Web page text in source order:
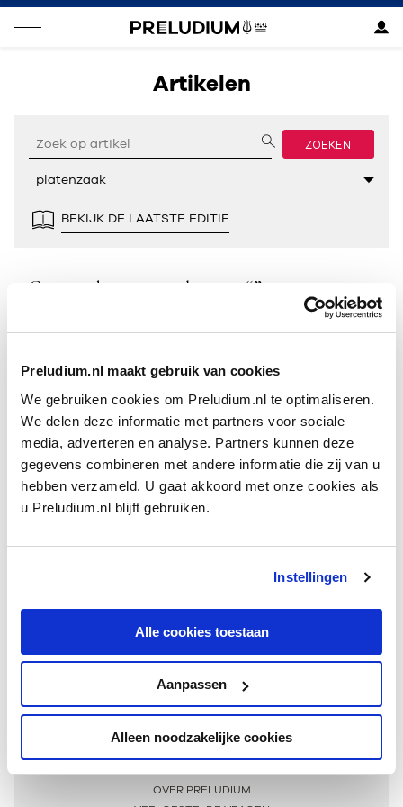
Preludium.nl maakt gebruik van cookies
We gebruiken cookies om Preludium.nl te optimaliseren.
We delen deze informatie met partners voor sociale
media, adverteren en analyse. Partners kunnen deze
gegevens combineren met andere informatie die zij van u
hebben verzameld. U gaat akkoord met onze cookies als
u Preludium.nl blijft gebruiken.
Instellingen
Alle cookies toestaan
Aanpassen
Alleen noodzakelijke cookies
Artikelen
ZOEKEN
BEKIJK DE LAATSTE EDITIE
Geen resultaten gevonden voor “”.
Meer informatie
OVER PRELUDIUM